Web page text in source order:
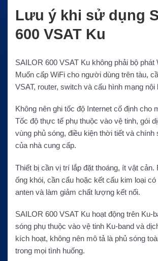
Lưu ý khi sử dụng
600 VSAT Ku
SAILOR 600 VSAT Ku không phải bộ phát
Muốn cấp WiFi cho người dùng trên tàu,
VSAT, router, switch và cấu hình mạng nội
Không nên ghi tốc độ Internet cố định cho
Tốc độ thực tế phụ thuộc vào vệ tinh, gói
vùng phủ sóng, điều kiện thời tiết và chính
của nhà cung cấp.
Thiết bị cần vị trí lắp đặt thoáng, ít vật cản.
ống khói, cần cẩu hoặc kết cấu kim loại
anten và làm giảm chất lượng kết nối.
SAILOR 600 VSAT Ku hoạt động trên Ku-
sóng phụ thuộc vào vệ tinh Ku-band và
kích hoạt, không nên mô tả là phủ sóng
trong mọi tình huống.